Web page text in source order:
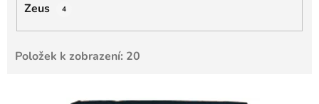
Zeus 4
Položek k zobrazení: 20